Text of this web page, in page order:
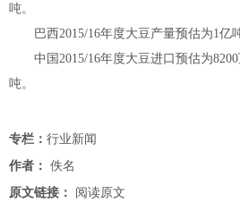
吨。
巴西2015/16年度大豆产量预估为1亿吨
中国2015/16年度大豆进口预估为8200
吨。
专栏： 行业新闻
作者： 佚名
原文链接：
阅读原文